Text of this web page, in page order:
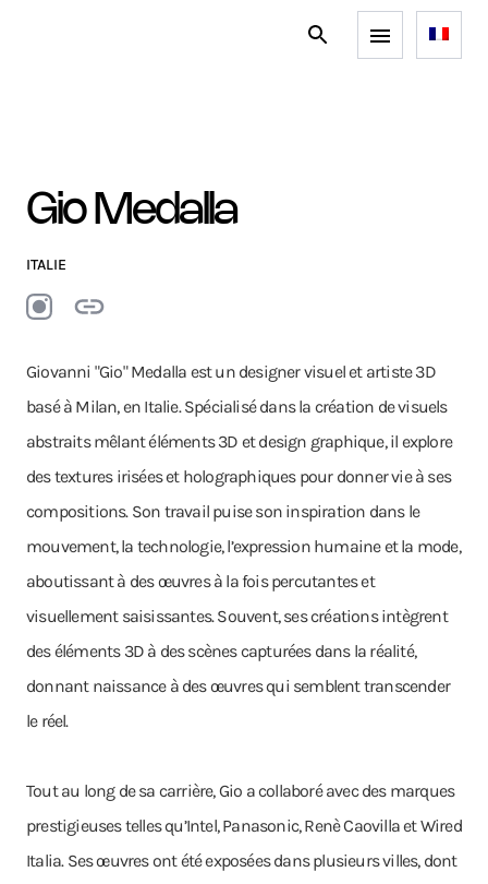
Gio Medalla
ITALIE
Giovanni "Gio" Medalla est un designer visuel et artiste 3D
basé à Milan, en Italie. Spécialisé dans la création de visuels
abstraits mêlant éléments 3D et design graphique, il explore
des textures irisées et holographiques pour donner vie à ses
compositions. Son travail puise son inspiration dans le
mouvement, la technologie, l’expression humaine et la mode,
aboutissant à des œuvres à la fois percutantes et
visuellement saisissantes. Souvent, ses créations intègrent
des éléments 3D à des scènes capturées dans la réalité,
donnant naissance à des œuvres qui semblent transcender
le réel.
Tout au long de sa carrière, Gio a collaboré avec des marques
prestigieuses telles qu’Intel, Panasonic, Renè Caovilla et Wired
Italia. Ses œuvres ont été exposées dans plusieurs villes, dont